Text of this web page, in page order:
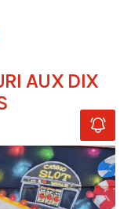
AUX DIX